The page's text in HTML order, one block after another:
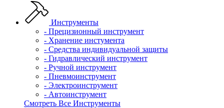
Инструменты
- Прецизионный инструмент
- Хранение инстумента
- Средства индивидуальной защиты
- Гидравлический инструмент
- Ручной инструмент
- Пневмоинструмент
- Электроинструмент
- Автоинструмент
Смотреть Все Инструменты